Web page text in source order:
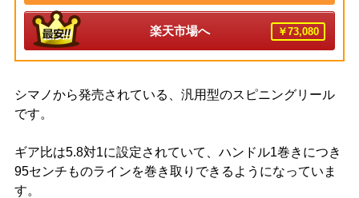
楽天市場へ ￥73,080
シマノから発売されている、汎用型のスピニングリール
です。
ギア比は5.8対1に設定されていて、ハンドル1巻きにつき
95センチものラインを巻き取りできるようになっていま
す。